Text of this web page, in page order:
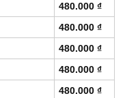
480.000 ₫
480.000 ₫
480.000 ₫
480.000 ₫
480.000 ₫